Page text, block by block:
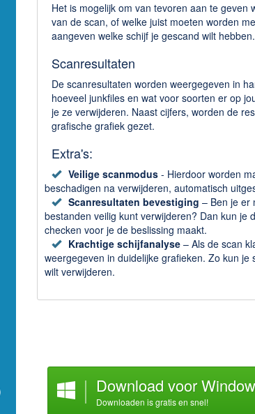
Het is mogelijk om van tevoren aan te geven
van de scan, of welke juist moeten worden
aangeven welke schijf je gescand wilt hebben.
Scanresultaten
De scanresultaten worden weergegeven in
hoeveel junkfiles en wat voor soorten er op
je ze verwijderen. Naast cijfers, worden de
grafische grafiek gezet.
Extra's:
Veilige scanmodus- Hierdoor worden
beschadigen na verwijderen, automatisch
Scanresultaten bevestiging – Ben je er
bestanden veilig kunt verwijderen? Dan kun je
checken voor je de beslissing maakt.
Krachtige schijfanalyse– Als de scan
weergegeven in duidelijke grafieken. Zo kun je
wilt verwijderen.
Download voor
Downloaden is gratis en snel!